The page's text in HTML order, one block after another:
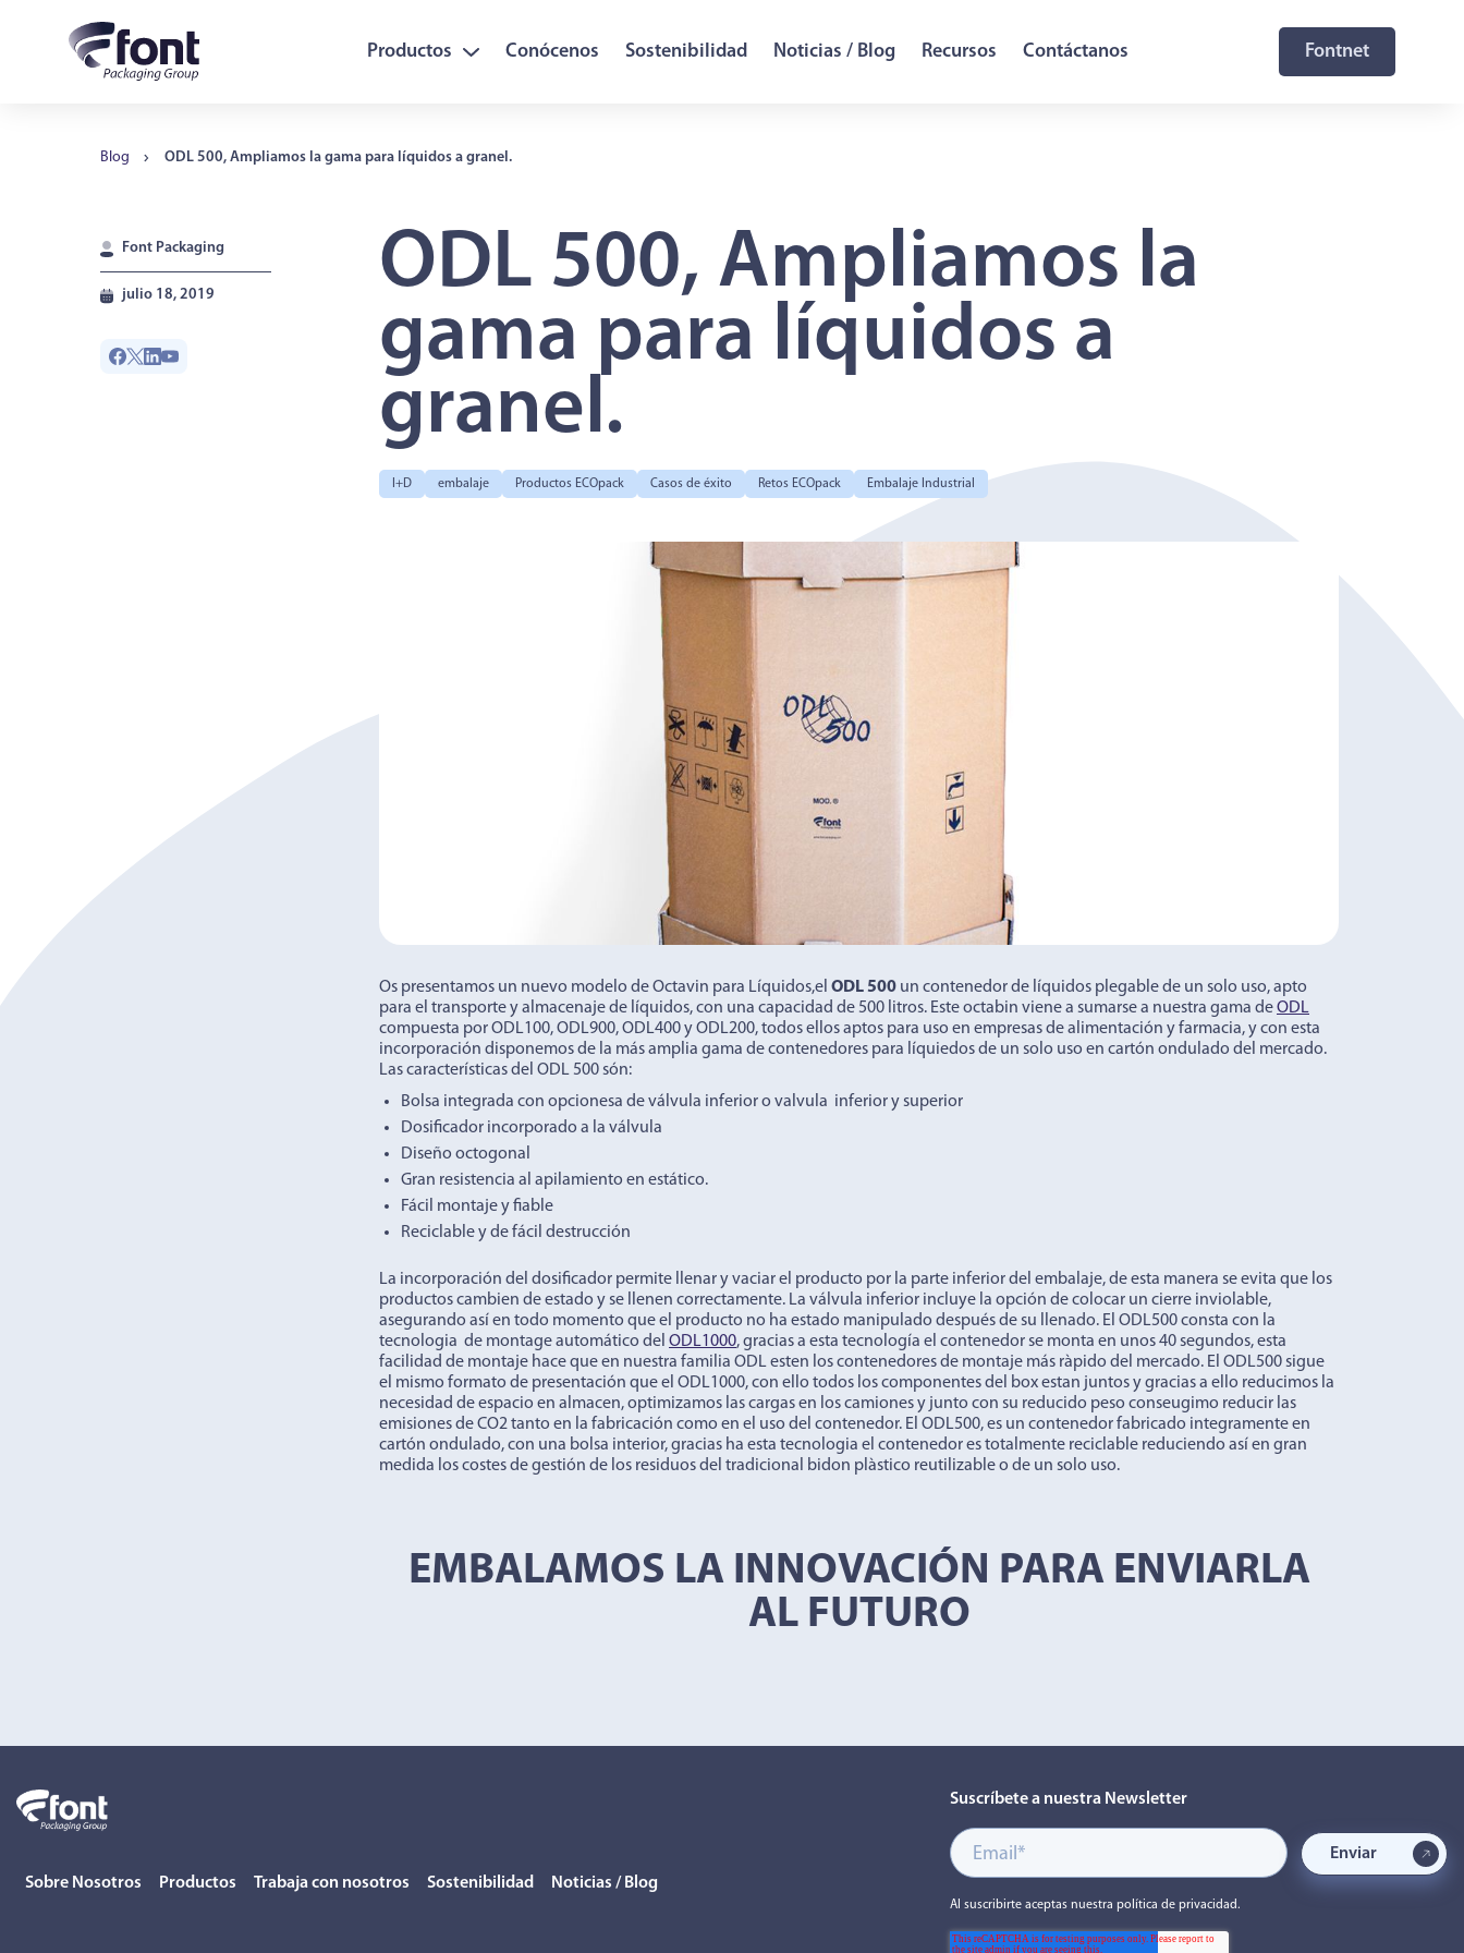
Productos Conócenos Sostenibilidad Noticias / Blog Recursos Contáctanos Fontnet
Blog ODL 500, Ampliamos la gama para líquidos a granel.
Font Packaging
julio 18, 2019
ODL 500, Ampliamos la
gama para líquidos a
granel.
I+D embalaje Productos ECOpack Casos de éxito Retos ECOpack Embalaje Industrial
Os presentamos un nuevo modelo de Octavin para Líquidos,el ODL 500 un contenedor de líquidos plegable de un solo uso, apto
para el transporte y almacenaje de líquidos, con una capacidad de 500 litros. Este octabin viene a sumarse a nuestra gama deODL
compuesta por ODL100, ODL900, ODL400 y ODL200, todos ellos aptos para uso en empresas de alimentación y farmacia, y con esta
incorporación disponemos de la más amplia gama de contenedores para líquiedos de un solo uso en cartón ondulado del mercado.
Las características del ODL 500 són:
Bolsa integrada con opcionesa de válvula inferior o valvula inferior y superior
Dosificador incorporado a la válvula
Diseño octogonal
Gran resistencia al apilamiento en estático.
Fácil montaje y fiable
Reciclable y de fácil destrucción
La incorporación del dosificador permite llenar y vaciar el producto por la parte inferior del embalaje, de esta manera se evita que los
productos cambien de estado y se llenen correctamente. La válvula inferior incluye la opción de colocar un cierre inviolable,
asegurando así en todo momento que el producto no ha estado manipulado después de su llenado. El ODL500 consta con la
tecnologia de montage automático del ODL1000, gracias a esta tecnología el contenedor se monta en unos 40 segundos, esta
facilidad de montaje hace que en nuestra familia ODL esten los contenedores de montaje más ràpido del mercado. El ODL500 sigue
el mismo formato de presentación que el ODL1000, con ello todos los componentes del box estan juntos y gracias a ello reducimos la
necesidad de espacio en almacen, optimizamos las cargas en los camiones y junto con su reducido peso conseugimo reducir las
emisiones de CO2 tanto en la fabricación como en el uso del contenedor. El ODL500, es un contenedor fabricado integramente en
cartón ondulado, con una bolsa interior, gracias ha esta tecnologia el contenedor es totalmente reciclable reduciendo así en gran
medida los costes de gestión de los residuos del tradicional bidon plàstico reutilizable o de un solo uso.
EMBALAMOS LA INNOVACIÓN PARA ENVIARLA
AL FUTURO
Sobre Nosotros Productos Trabaja con nosotros Sostenibilidad Noticias / Blog
Suscríbete a nuestra Newsletter
Al suscribirte aceptas nuestra política de privacidad.